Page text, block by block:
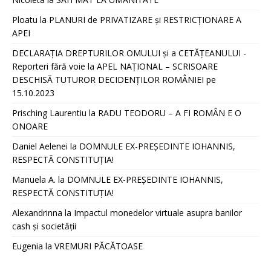
Ploatu la PLANURI de PRIVATIZARE și RESTRICȚIONARE A
APEI
DECLARAȚIA DREPTURILOR OMULUI și a CETĂȚEANULUI -
Reporteri fără voie la APEL NAȚIONAL – SCRISOARE
DESCHISĂ TUTUROR DECIDENȚILOR ROMÂNIEI pe
15.10.2023
Prisching Laurentiu la RADU TEODORU – A FI ROMÂN E O
ONOARE
Daniel Aelenei la DOMNULE EX-PREȘEDINTE IOHANNIS,
RESPECTĂ CONSTITUȚIA!
Manuela A. la DOMNULE EX-PREȘEDINTE IOHANNIS,
RESPECTĂ CONSTITUȚIA!
Alexandrinna la Impactul monedelor virtuale asupra banilor
cash și societății
Eugenia la VREMURI PĂCĂTOASE